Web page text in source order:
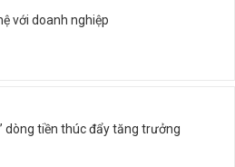
với doanh nghiệp
dòng tiền thúc đẩy tăng trưởng